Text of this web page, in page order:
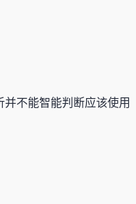
不能智能判断应该使用